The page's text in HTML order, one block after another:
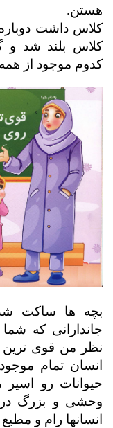
هستن.
کلاس داشت
کلاس بلند شد و
کدوم موجود از
بچه ها ساکت
جاندارانی که
نظر من قوی
انسان تمام
حیوانات رو اسیر
وحشی و بزرگ در
انسانها رام و